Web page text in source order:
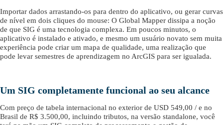
Importar dados arrastando-os para dentro do aplicativo, ou gerar curvas
de nível em dois cliques do mouse: O Global Mapper dissipa a noção
de que SIG é uma tecnologia complexa. Em poucos minutos, o
aplicativo é instalado e ativado, e mesmo um usuário novato sem muita
experiência pode criar um mapa de qualidade, uma realização que
pode levar semestres de aprendizagem no ArcGIS para ser igualada.
Um SIG completamente funcional ao seu alcance
Com preço de tabela internacional no exterior de USD 549,00 / e no
Brasil de R$ 3.500,00, incluindo tributos, na versão standalone, você